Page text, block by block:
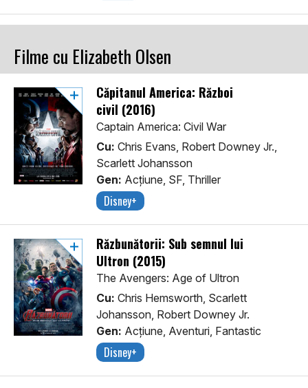
Filme cu Elizabeth Olsen
Căpitanul America: Război
civil (2016)
Captain America: Civil War
Cu: Chris Evans, Robert Downey Jr.,
Scarlett Johansson
Gen: Acţiune, SF, Thriller
Disney+
Răzbunătorii: Sub semnul lui
Ultron (2015)
The Avengers: Age of Ultron
Cu: Chris Hemsworth, Scarlett
Johansson, Robert Downey Jr.
Gen: Acţiune, Aventuri, Fantastic
Disney+